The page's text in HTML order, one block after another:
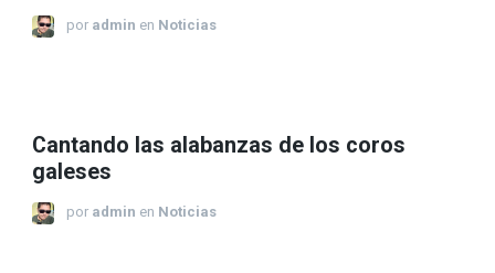
por admin en Noticias
Cantando las alabanzas de los coros
galeses
por admin en Noticias